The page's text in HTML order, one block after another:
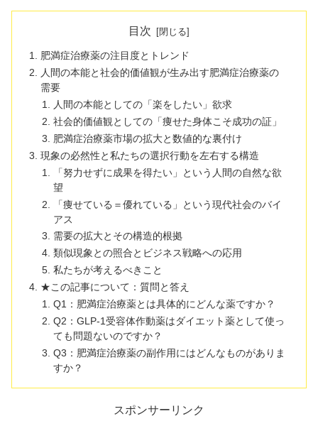
目次
肥満症治療薬の注目度とトレンド
人間の本能と社会的価値観が生み出す肥満症治療薬の
需要​
人間の本能としての「楽をしたい」欲求​
社会的価値観としての「痩せた身体こそ成功の証」​
肥満症治療薬市場の拡大と数値的な裏付け​
現象の必然性と私たちの選択行動を左右する構造
「努力せずに成果を得たい」という人間の自然な欲
望
「痩せている＝優れている」という現代社会のバイ
アス
需要の拡大とその構造的根拠
類似現象との照合とビジネス戦略への応用
私たちが考えるべきこと
★この記事について：質問と答え
Q1：肥満症治療薬とは具体的にどんな薬ですか？
Q2：GLP-1受容体作動薬はダイエット薬として使っ
ても問題ないのですか？
Q3：肥満症治療薬の副作用にはどんなものがありま
すか？
スポンサーリンク